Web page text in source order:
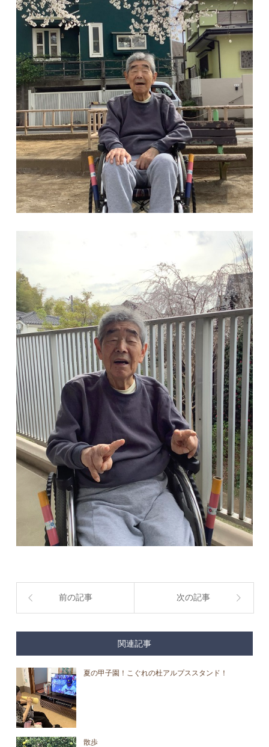
前の記事 次の記事
関連記事
夏の甲子園！こぐれの杜アルプススタンド！
散歩